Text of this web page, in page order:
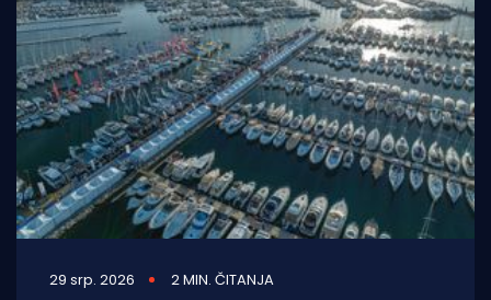
29 srp. 2026 2 MIN. ČITANJA